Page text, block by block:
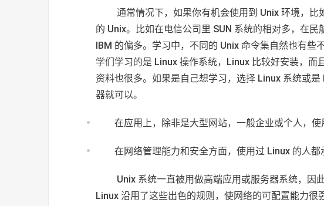
通常情况下，如果你有机会使用到 Unix 环境，
的 Unix。比如在电信公司里 SUN 系统的相对多，在
IBM 的偏多。学习中，不同的 Unix 命令集自然也有些
学们学习的是 Linux 操作系统，Linux 比较好安装，而
资料也很多。如果是自己想学习，选择 Linux 系统或
器就可以。
在应用上，除非是大型网站，一般企业或个人，使
在网络管理能力和安全方面，使用过 Linux 的人都
Unix 系统一直被用做高端应用或服务器系统，因
Linux 沿用了这些出色的规则，使网络的可配置能力很